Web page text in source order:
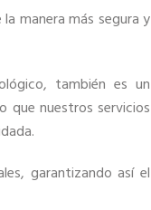
manera más segura y
también es un
que nuestros servicios
garantizando así el